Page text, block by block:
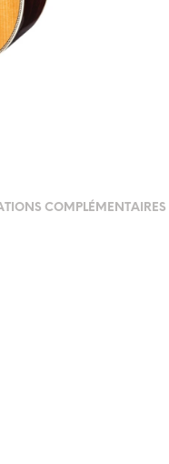
COMPLÉMENTAIRES